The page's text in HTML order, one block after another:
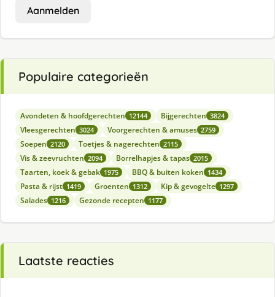
Aanmelden
Populaire categorieën
Avondeten & hoofdgerechten 12144 Bijgerechten 3824
Vleesgerechten 3024 Voorgerechten & amuses 2759
Soepen 2120 Toetjes & nagerechten 2115
Vis & zeevruchten 2094 Borrelhapjes & tapas 2015
Taarten, koek & gebak 1975 BBQ & buiten koken 1434
Pasta & rijst 1419 Groenten 1312 Kip & gevogelte 1297
Salades 1216 Gezonde recepten 1177
Laatste reacties